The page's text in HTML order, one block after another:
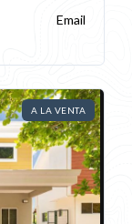
Email
A LA VENTA